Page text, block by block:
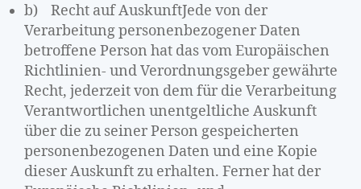
b) Recht auf AuskunftJede von der
Verarbeitung personenbezogener Daten
betroffene Person hat das vom Europäischen
Richtlinien- und Verordnungsgeber gewährte
Recht, jederzeit von dem für die Verarbeitung
Verantwortlichen unentgeltliche Auskunft
über die zu seiner Person gespeicherten
personenbezogenen Daten und eine Kopie
dieser Auskunft zu erhalten. Ferner hat der